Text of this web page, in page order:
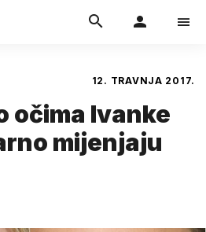
12. TRAVNJA 2017.
očima Ivanke
mijenjaju